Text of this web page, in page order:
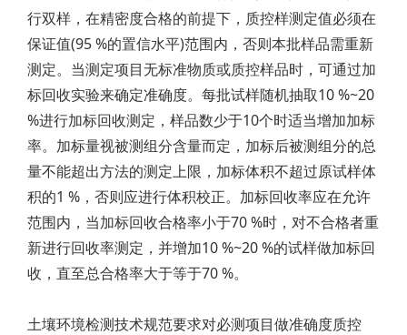
行双样，在精密度合格的前提下，质控样测定值必须在
保证值(95 %的置信水平)范围内，否则本批样品需重新
测定。当测定项目无标准物质或质控样品时，可通过加
标回收实验来确定准确度。每批试样随机抽取10 %~20
%进行加标回收测定，样品数少于10个时适当增加加标
率。加标量视被测组分含量而定，加标后被测组分的总
量不能超出方法的测定上限，加标体积不超过原试样体
积的1 %，否则应进行体积校正。加标回收率应在允许
范围内，当加标回收合格率小于70 %时，对不合格者重
新进行回收率测定，并增加10 %~20 %的试样做加标回
收，直至总合格率大于等于70 %。
土壤环境检测技术规范要求对必测项目做准确度质控